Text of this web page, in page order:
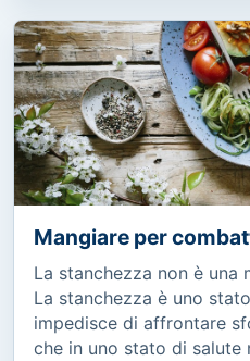
Mangiare per
La stanchezza non è una
La stanchezza è uno
impedisce di affrontare
che in uno stato di salute